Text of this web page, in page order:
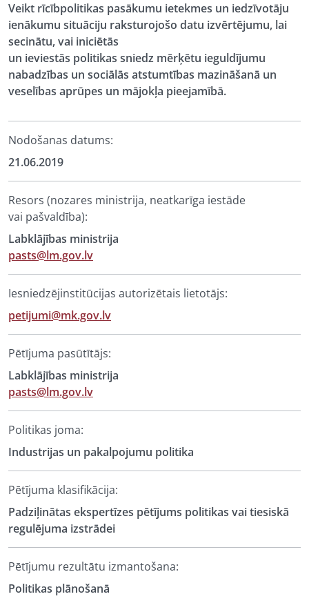
Veikt rīcībpolitikas pasākumu ietekmes un iedzīvotāju
ienākumu situāciju raksturojošo datu izvērtējumu, lai
secinātu, vai iniciētās
un ieviestās politikas sniedz mērķētu ieguldījumu
nabadzības un sociālās atstumtības mazināšanā un
veselības aprūpes un mājokļa pieejamībā.
Nodošanas datums:
21.06.2019
Resors (nozares ministrija, neatkarīga iestāde
vai pašvaldība):
Labklājības ministrija
pasts@lm.gov.lv
Iesniedzējinstitūcijas autorizētais lietotājs:
petijumi@mk.gov.lv
Pētījuma pasūtītājs:
Labklājības ministrija
pasts@lm.gov.lv
Politikas joma:
Industrijas un pakalpojumu politika
Pētījuma klasifikācija:
Padziļinātas ekspertīzes pētījums politikas vai tiesiskā
regulējuma izstrādei
Pētījumu rezultātu izmantošana:
Politikas plānošanā